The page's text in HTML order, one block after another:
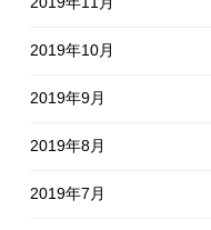
2019年10月
2019年9月
2019年8月
2019年7月